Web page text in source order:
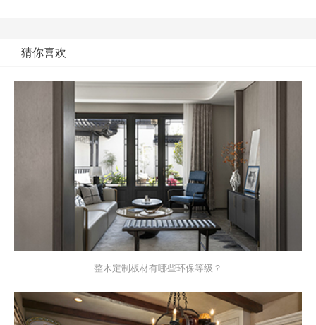
猜你喜欢
整木定制板材有哪些环保等级？